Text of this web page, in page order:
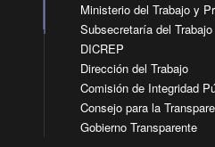
Ministerio del Trabajo y
Subsecretaría del Trabajo
DICREP
Dirección del Trabajo
Comisión de Integridad
Consejo para la
Gobierno Transparente